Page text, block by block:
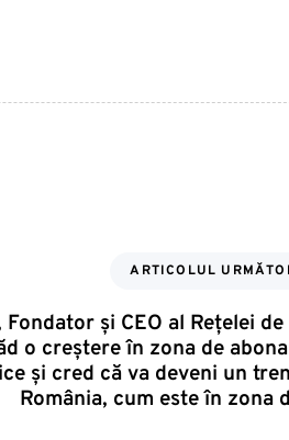
ARTICOLUL
şi CEO al Reţelei
o creştere în zona de
şi cred că va deveni un
România, cum este în zona